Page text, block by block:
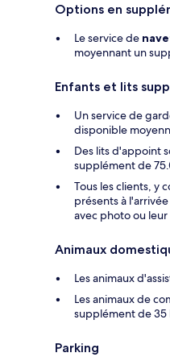
Options en
Le service de
moyennant un
Enfants et lits
Un service de
disponible
Des lits d'appoint
supplément de
Tous les clients, y
présents à
avec photo ou
Animaux
Les animaux
Les animaux de
supplément de 35
Parking